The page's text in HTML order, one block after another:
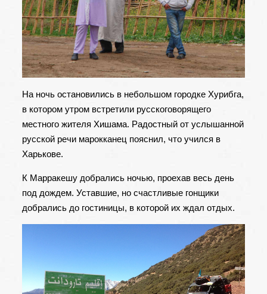
На ночь остановились в небольшом городке Хурибга,
в котором утром встретили русскоговорящего
местного жителя Хишама. Радостный от услышанной
русской речи марокканец пояснил, что учился в
Харькове.
К Марракешу добрались ночью, проехав весь день
под дождем. Уставшие, но счастливые гонщики
добрались до гостиницы, в которой их ждал отдых.